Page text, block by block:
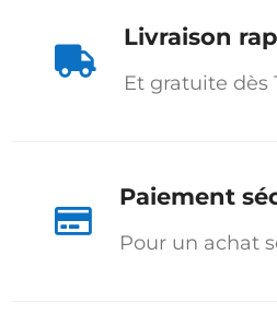

Livraison
Et gratuite dès

Paiement
Pour un achat